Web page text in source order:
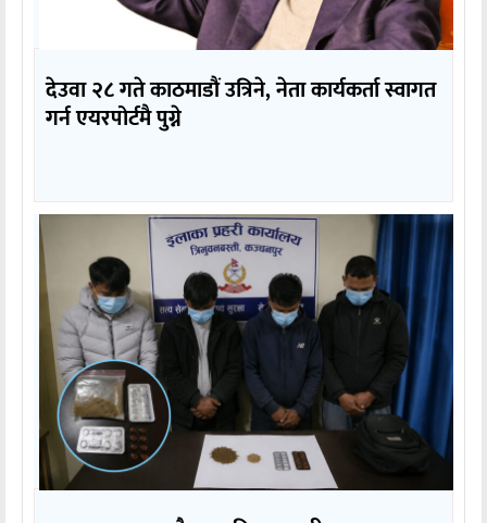
देउवा २८ गते काठमाडौं उत्रिने, नेता कार्यकर्ता स्वागत
गर्न एयरपोर्टमै पुग्ने